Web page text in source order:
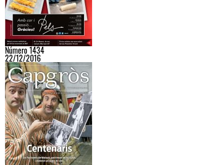
Número 1434
22/12/2016